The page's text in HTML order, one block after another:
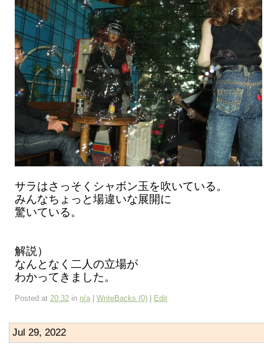
サラはさっそくシャボン玉を吹いている。
みんなちょっと場違いな展開に
驚いている。
解説）
なんとなく二人の立場が
わかってきました。
Posted at 20:32 in n/a WriteBacks (0) Edit
Jul 29, 2022